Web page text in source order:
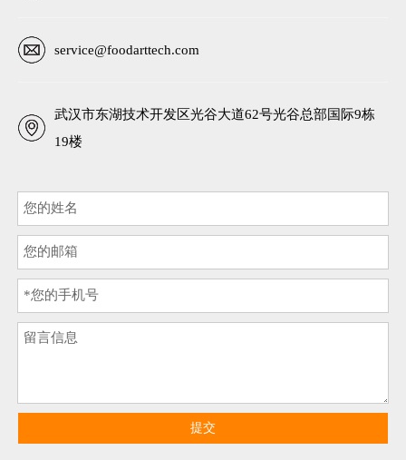
service@foodarttech.com
武汉市东湖技术开发区光谷大道62号光谷总部国际9栋
19楼
提交